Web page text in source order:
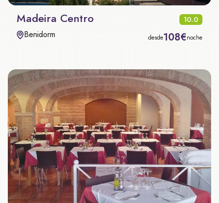
Madeira Centro 10.0
Benidorm desde108€noche